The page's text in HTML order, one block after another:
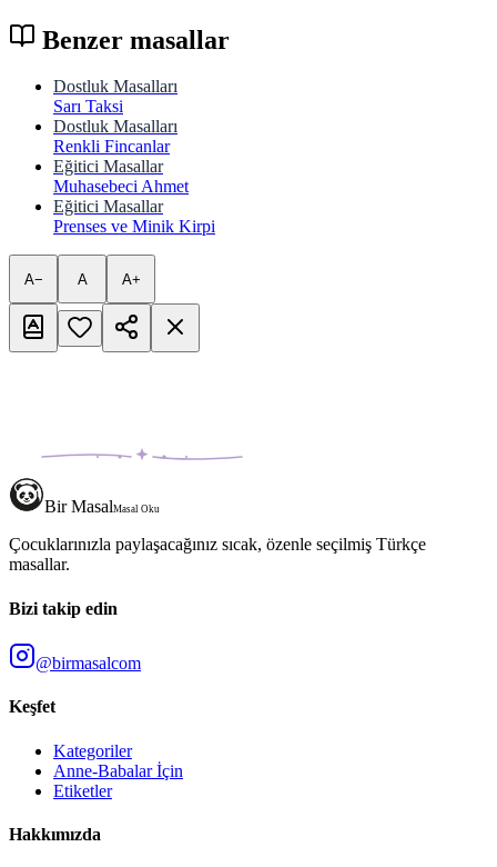
Benzer masallar
Dostluk Masalları
Sarı Taksi
Dostluk Masalları
Renkli Fincanlar
Eğitici Masallar
Muhasebeci Ahmet
Eğitici Masallar
Prenses ve Minik Kirpi
A− A A+
Bir MasalMasal Oku
Çocuklarınızla paylaşacağınız sıcak, özenle seçilmiş Türkçe
masallar.
Bizi takip edin
@birmasalcom
Keşfet
Kategoriler
Anne-Babalar İçin
Etiketler
Hakkımızda